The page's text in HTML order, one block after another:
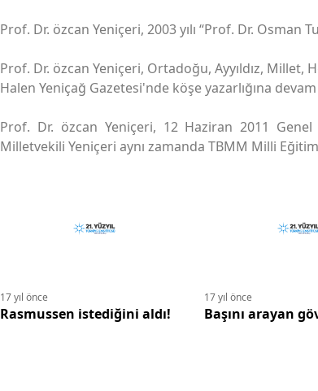
Prof. Dr. özcan Yeniçeri, 2003 yılı “Prof. Dr. Osman
Prof. Dr. özcan Yeniçeri, Ortadoğu, Ayyıldız, Millet,
Halen Yeniçağ Gazetesi'nde köşe yazarlığına
Prof. Dr. özcan Yeniçeri, 12 Haziran 2011
Milletvekili Yeniçeri aynı zamanda TBMM Milli
17 yıl önce
Rasmussen istediğini aldı!
17 yıl önce
Başını arayan